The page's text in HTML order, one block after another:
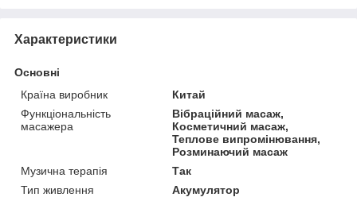
Характеристики
Основні
Країна виробник
Китай
Функціональність
масажера
Вібраційний масаж,
Косметичний масаж,
Теплове випромінювання,
Розминаючий масаж
Музична терапія
Так
Тип живлення
Акумулятор